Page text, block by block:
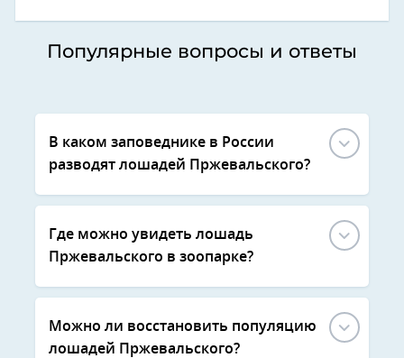
Популярные вопросы и ответы
В каком заповеднике в России
разводят лошадей Пржевальского?
Где можно увидеть лошадь
Пржевальского в зоопарке?
Можно ли восстановить популяцию
лошадей Пржевальского?